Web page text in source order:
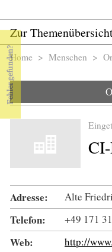
Zur
Sie sind hier
Home > Menschen >
Adresse: Alte
Telefon: +49 171
Web: http://